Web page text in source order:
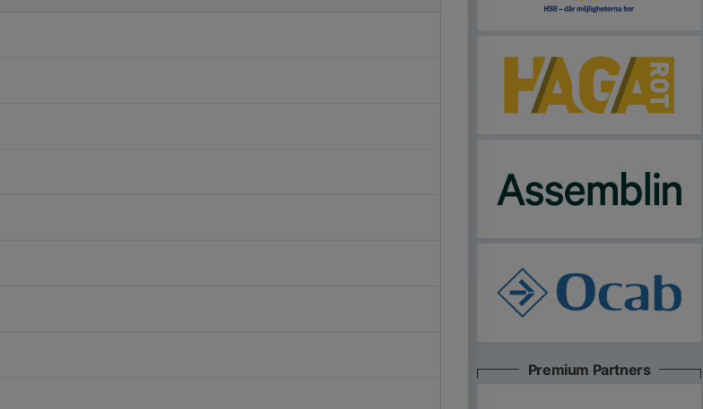
Premium Partners